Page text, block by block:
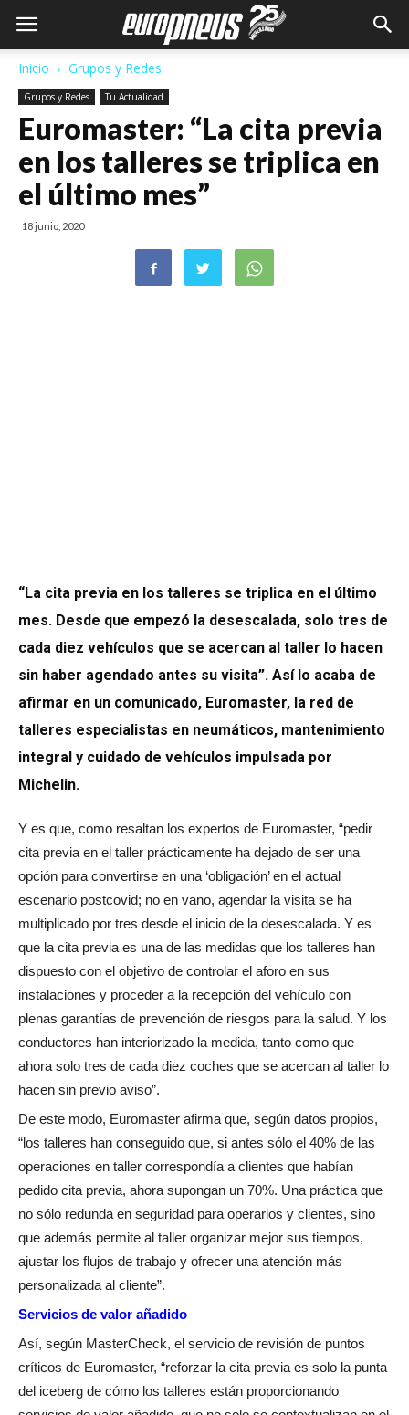
Inicio Grupos y Redes
Grupos y Redes Tu Actualidad
Euromaster: “La cita previa
en los talleres se triplica en
el último mes”
18 junio, 2020
“La cita previa en los talleres se triplica en el último
mes. Desde que empezó la desescalada, solo tres de
cada diez vehículos que se acercan al taller lo hacen
sin haber agendado antes su visita”. Así lo acaba de
afirmar en un comunicado, Euromaster, la red de
talleres especialistas en neumáticos, mantenimiento
integral y cuidado de vehículos impulsada por
Michelin.
Y es que, como resaltan los expertos de Euromaster, “pedir
cita previa en el taller prácticamente ha dejado de ser una
opción para convertirse en una ‘obligación’ en el actual
escenario postcovid; no en vano, agendar la visita se ha
multiplicado por tres desde el inicio de la desescalada. Y es
que la cita previa es una de las medidas que los talleres han
dispuesto con el objetivo de controlar el aforo en sus
instalaciones y proceder a la recepción del vehículo con
plenas garantías de prevención de riesgos para la salud. Y los
conductores han interiorizado la medida, tanto como que
ahora solo tres de cada diez coches que se acercan al taller lo
hacen sin previo aviso”.
De este modo, Euromaster afirma que, según datos propios,
“los talleres han conseguido que, si antes sólo el 40% de las
operaciones en taller correspondía a clientes que habían
pedido cita previa, ahora supongan un 70%. Una práctica que
no sólo redunda en seguridad para operarios y clientes, sino
que además permite al taller organizar mejor sus tiempos,
ajustar los flujos de trabajo y ofrecer una atención más
personalizada al cliente”.
Servicios de valor añadido
Así, según MasterCheck, el servicio de revisión de puntos
críticos de Euromaster, “reforzar la cita previa es solo la punta
del iceberg de cómo los talleres están proporcionando